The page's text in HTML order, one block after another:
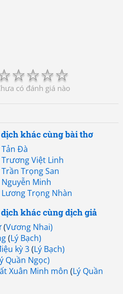
☆
☆
☆
☆
có đánh giá nào
khác cùng bài thơ
Đà
Việt Linh
Trọng San
Minh
Trọng Nhàn
khác cùng dịch giả
(Vương Nhai)
(Lý Bạch)
kỳ 3(Lý Bạch)
Quần Ngọc)
Xuân Minh môn (Lý Quần